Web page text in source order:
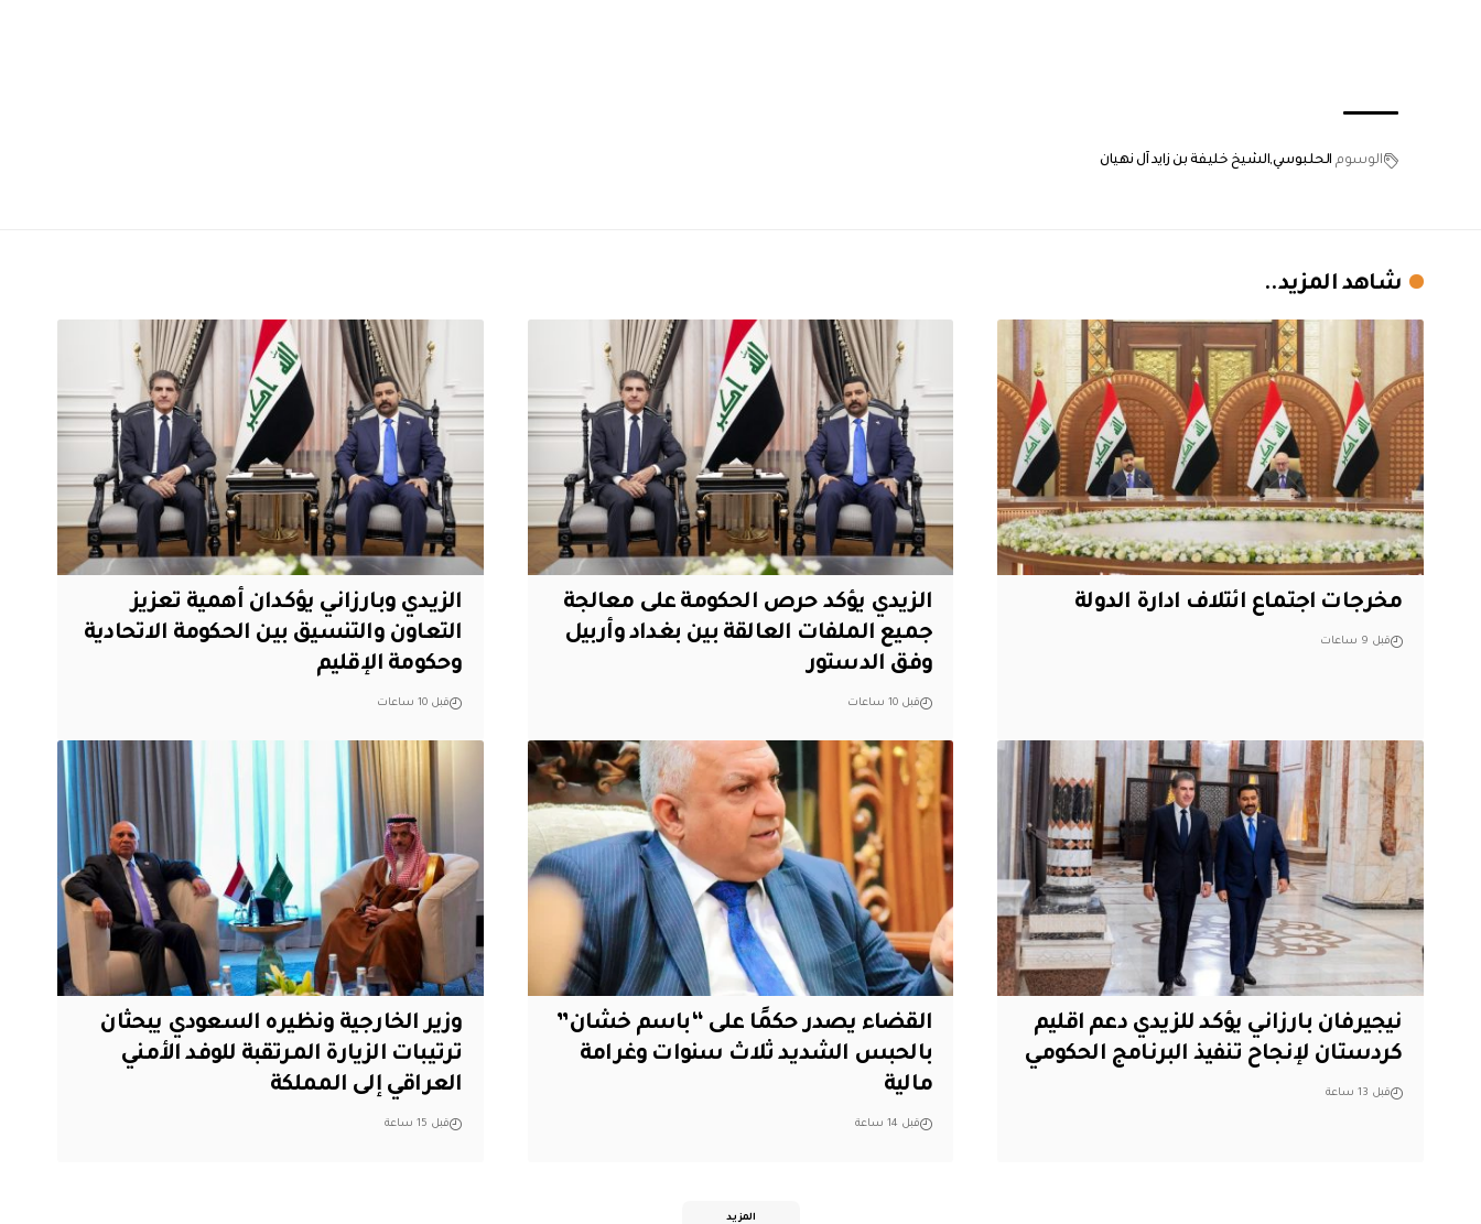
الوسوم الحلبوسي الشيخ خليفة بن زايد آل نهيان
شاهد المزيد..
مخرجات اجتماع ائتلاف ادارة الدولة
قبل 9 ساعات
الزيدي يؤكد حرص الحكومة على معالجة
جميع الملفات العالقة بين بغداد وأربيل
وفق الدستور
قبل 10 ساعات
الزيدي وبارزاني يؤكدان أهمية تعزيز
التعاون والتنسيق بين الحكومة الاتحادية
وحكومة الإقليم
قبل 10 ساعات
نيجيرفان بارزاني يؤكد للزيدي دعم اقليم
‏كردستان لإنجاح تنفيذ البرنامج الحكومي
قبل 13 ساعة
القضاء يصدر حكمًا على “باسم خشان”
بالحبس الشديد ثلاث سنوات وغرامة
مالية
قبل 14 ساعة
وزير الخارجية ونظيره السعودي يبحثان
ترتيبات الزيارة المرتقبة للوفد الأمني
العراقي إلى المملكة
قبل 15 ساعة
المزيد